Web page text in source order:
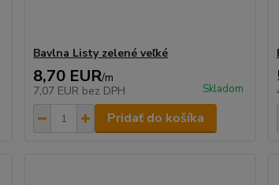
Bavlna Listy zelené veľké
8,70 EUR/m
7,07 EUR bez DPH Skladom
Pridať do košíka